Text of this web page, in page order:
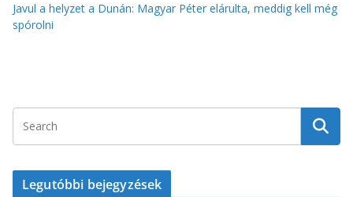
Javul a helyzet a Dunán: Magyar Péter elárulta, meddig kell még
spórolni
Legutóbbi bejegyzések